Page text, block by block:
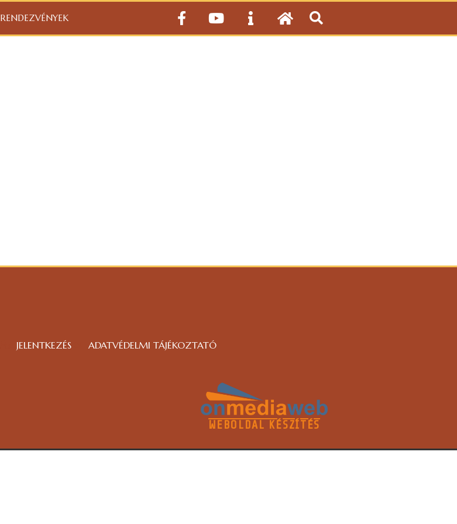
RENDEZVÉNYEK
JELENTKEZÉS ADATVÉDELMI TÁJÉKOZTATÓ
WEBOLDAL KÉSZÍTÉS